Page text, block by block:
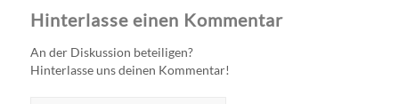
Hinterlasse einen Kommentar
An der Diskussion beteiligen?
Hinterlasse uns deinen Kommentar!